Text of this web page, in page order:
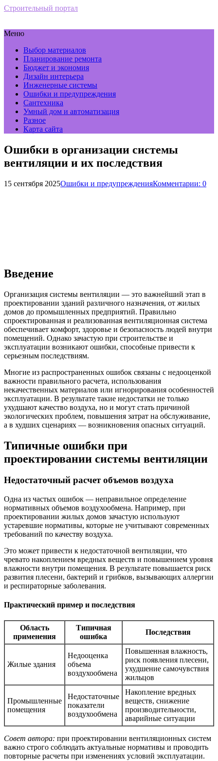
Строительный портал
Меню
Выбор материалов
Планирование ремонта
Бюджет и экономия
Дизайн интерьера
Инженерные системы
Ошибки и предупреждения
Сантехника
Умный дом и автоматизация
Разное
Карта сайта
Ошибки в организации системы
вентиляции и их последствия
15 сентября 2025Ошибки и предупрежденияКомментарии: 0
Введение
Организация системы вентиляции — это важнейший этап в
проектировании зданий различного назначения, от жилых
домов до промышленных предприятий. Правильно
спроектированная и реализованная вентиляционная система
обеспечивает комфорт, здоровье и безопасность людей внутри
помещений. Однако зачастую при строительстве и
эксплуатации возникают ошибки, способные привести к
серьезным последствиям.
Многие из распространенных ошибок связаны с недооценкой
важности правильного расчета, использования
некачественных материалов или игнорирования особенностей
эксплуатации. В результате такие недостатки не только
ухудшают качество воздуха, но и могут стать причиной
экологических проблем, повышения затрат на обслуживание,
а в худших сценариях — возникновения опасных ситуаций.
Типичные ошибки при
проектировании системы вентиляции
Недостаточный расчет объемов воздуха
Одна из частых ошибок — неправильное определение
нормативных объемов воздухообмена. Например, при
проектировании жилых домов зачастую используют
устаревшие нормативы, которые не учитывают современных
требований по качеству воздуха.
Это может привести к недостаточной вентиляции, что
чревато накоплением вредных веществ и повышением уровня
влажности внутри помещения. В результате повышается риск
развития плесени, бактерий и грибков, вызывающих аллергии
и респираторные заболевания.
Практический пример и последствия
Область
применения
Типичная
ошибка
Последствия
Жилые здания
Недооценка
объема
воздухообмена
Повышенная влажность,
риск появления плесени,
ухудшение самочувствия
жильцов
Промышленные
помещения
Недостаточные
показатели
воздухообмена
Накопление вредных
веществ, снижение
производительности,
аварийные ситуации
Совет автора: при проектировании вентиляционных систем
важно строго соблюдать актуальные нормативы и проводить
повторные расчеты при изменениях условий эксплуатации.